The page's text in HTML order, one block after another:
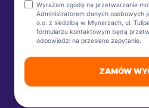
Wyrażam zgodę na przetwarzanie
Administratorem danych osobowych
o.o. z siedzibą w Młynarzach, ul.
formularzu kontaktowym będą
odpowiedzi na przesłane zapytanie.
ZAMÓW